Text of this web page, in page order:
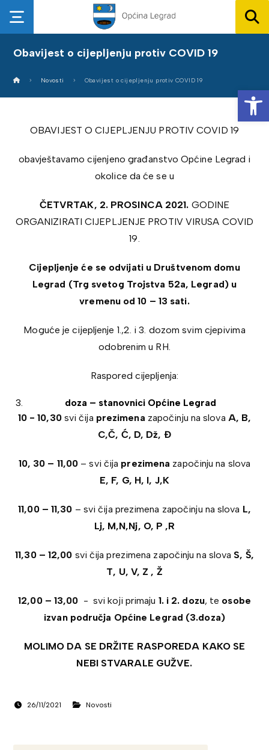
Obavijest o cijepljenju protiv COVID 19
Novosti Obavijest o cijepljenju protiv COVID 19
OBAVIJEST O CIJEPLJENJU PROTIV COVID 19
obavještavamo cijenjeno građanstvo Općine Legrad i
okolice da će se u
ČETVRTAK, 2. PROSINCA 2021. GODINE
ORGANIZIRATI CIJEPLJENJE PROTIV VIRUSA COVID
19.
Cijepljenje će se odvijati u Društvenom domu
Legrad (Trg svetog Trojstva 52a, Legrad) u
vremenu od 10 – 13 sati.
Moguće je cijepljenje 1.,2. i 3. dozom svim cjepivima
odobrenim u RH.
Raspored cijepljenja:
doza – stanovnici Općine Legrad
10 - 10,30svi čija prezimena započinju na slova A, B,
C,Č, Ć, D, Dž, Đ
10, 30 – 11,00 – svi čija prezimena započinju na slova
E, F, G, H, I, J,K
11,00 – 11,30 – svi čija prezimena započinju na slova L,
Lj, M,N,Nj, O, P ,R
11,30 – 12,00 svi čija prezimena započinju na slova S, Š,
T, U, V, Z , Ž
12,00 – 13,00 - svi koji primaju 1. i 2. dozu, te osobe
izvan područja Općine Legrad (3.doza)
MOLIMO DA SE DRŽITE RASPOREDA KAKO SE
NEBI STVARALE GUŽVE.
26/11/2021 Novosti